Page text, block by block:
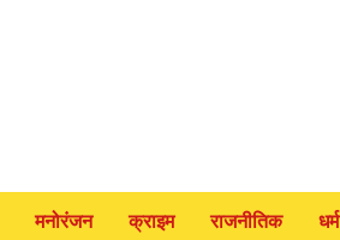
मनोरंजन क्राइम राजनीतिक धर्म